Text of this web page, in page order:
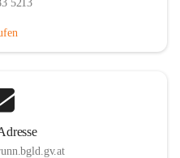
5213